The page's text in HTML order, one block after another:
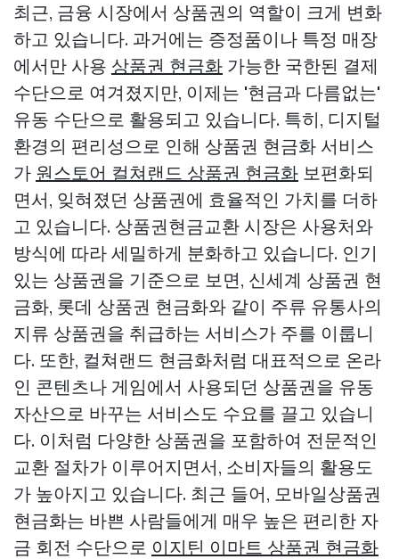
최근, 금융 시장에서 상품권의 역할이 크게 변화
하고 있습니다. 과거에는 증정품이나 특정 매장
에서만 사용 상품권 현금화 가능한 국한된 결제
수단으로 여겨졌지만, 이제는 '현금과 다름없는'
유동 수단으로 활용되고 있습니다. 특히, 디지털
환경의 편리성으로 인해 상품권 현금화 서비스
가 원스토어 컬쳐랜드 상품권 현금화 보편화되
면서, 잊혀졌던 상품권에 효율적인 가치를 더하
고 있습니다. 상품권현금교환 시장은 사용처와
방식에 따라 세밀하게 분화하고 있습니다. 인기
있는 상품권을 기준으로 보면, 신세계 상품권 현
금화, 롯데 상품권 현금화와 같이 주류 유통사의
지류 상품권을 취급하는 서비스가 주를 이룹니
다. 또한, 컬쳐랜드 현금화처럼 대표적으로 온라
인 콘텐츠나 게임에서 사용되던 상품권을 유동
자산으로 바꾸는 서비스도 수요를 끌고 있습니
다. 이처럼 다양한 상품권을 포함하여 전문적인
교환 절차가 이루어지면서, 소비자들의 활용도
가 높아지고 있습니다. 최근 들어, 모바일상품권
현금화는 바쁜 사람들에게 매우 높은 편리한 자
금 회전 수단으로 이지틴 이마트 상품권 현금화